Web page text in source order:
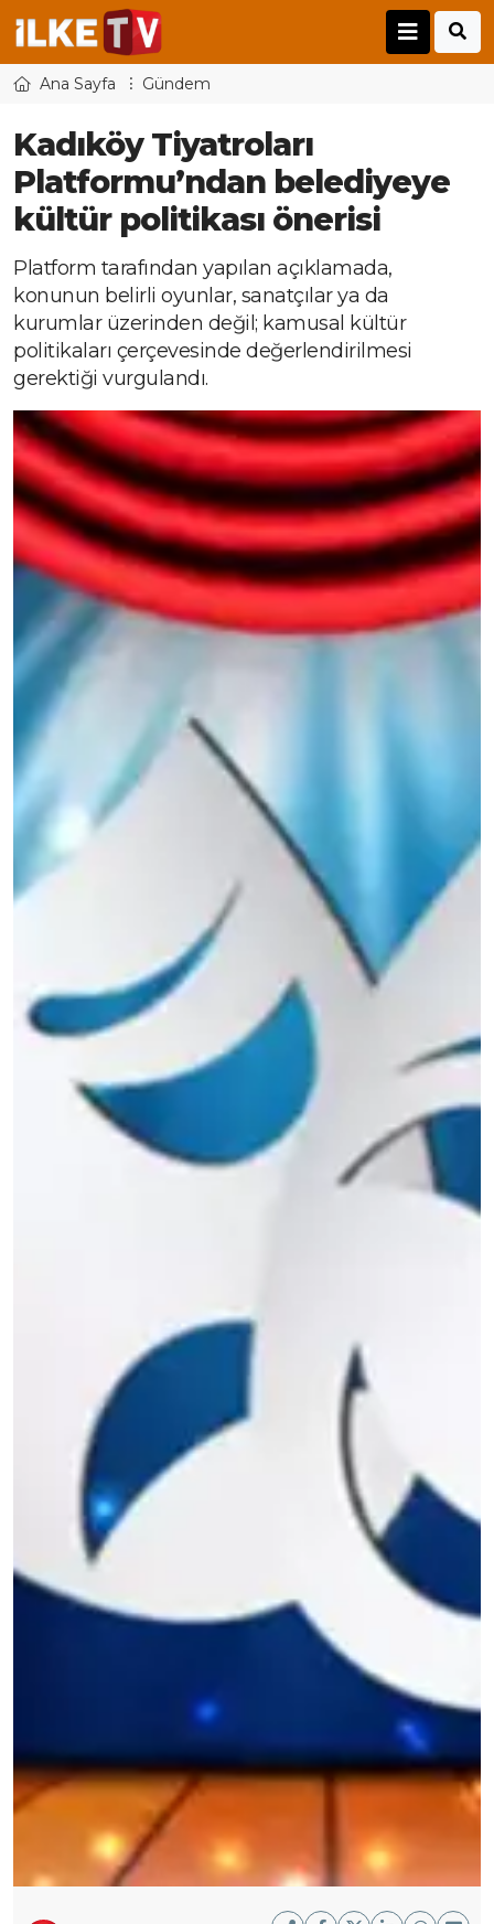
Ana Sayfa Gündem
Kadıköy Tiyatroları
Platformu’ndan belediyeye
kültür politikası önerisi
Platform tarafından yapılan açıklamada,
konunun belirli oyunlar, sanatçılar ya da
kurumlar üzerinden değil; kamusal kültür
politikaları çerçevesinde değerlendirilmesi
gerektiği vurgulandı.